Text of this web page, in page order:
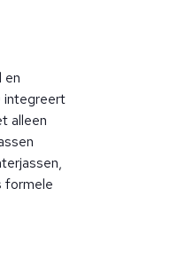
en
integreert
alleen
formele